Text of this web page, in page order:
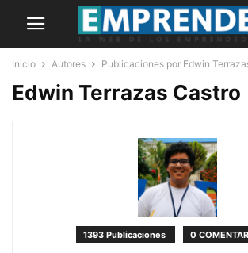
Inicio Autores Publicaciones por Edwin
Edwin Terrazas Castro
1393 Publicaciones 0